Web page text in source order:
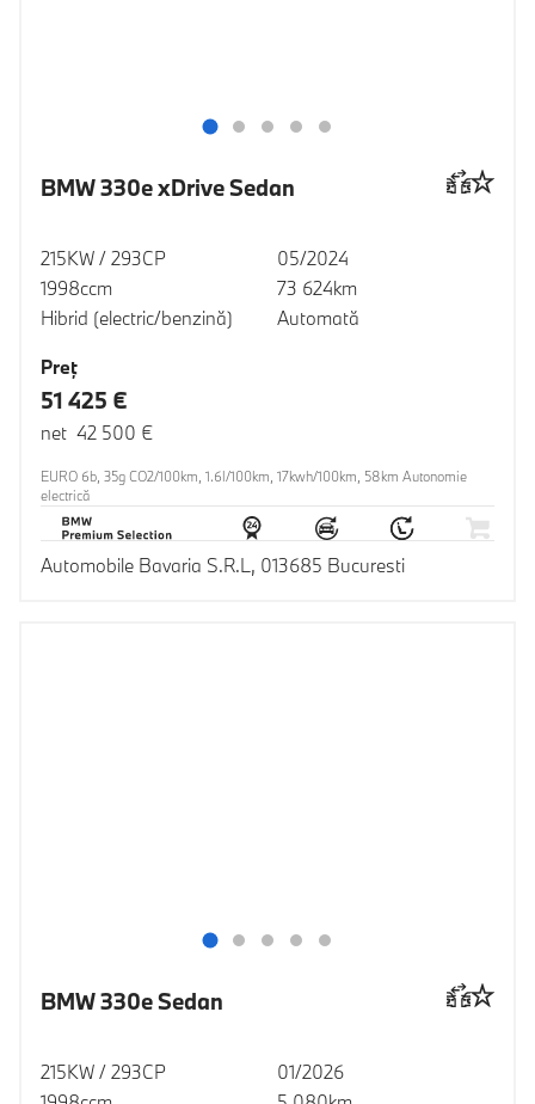
BMW 330e xDrive Sedan
215KW / 293CP
1998ccm
Hibrid (electric/benzină)
05/2024
73 624km
Automată
Preţ
51 425 €
net 42 500 €
EURO 6b, 35g CO2/100km, 1.6l/100km, 17kwh/100km, 58km Autonomie
electrică
Automobile Bavaria S.R.L, 013685 Bucuresti
BMW 330e Sedan
215KW / 293CP
01/2026